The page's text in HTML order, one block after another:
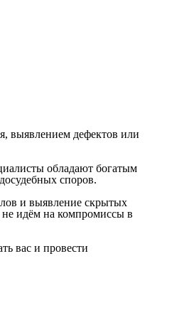
выявлением дефектов или
обладают богатым
споров.
и выявление скрытых
идём на компромиссы в
вас и провести